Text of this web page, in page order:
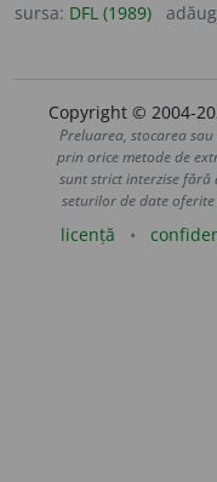
sursa: DFL (1989)
Copyright © 2004-
Preluarea, stocarea
prin orice metode de
sunt strict interzise fără
seturilor de date
licență